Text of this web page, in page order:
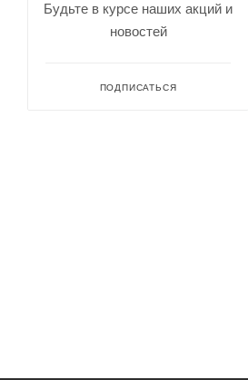
Будьте в курсе наших акций и
новостей
ПОДПИСАТЬСЯ